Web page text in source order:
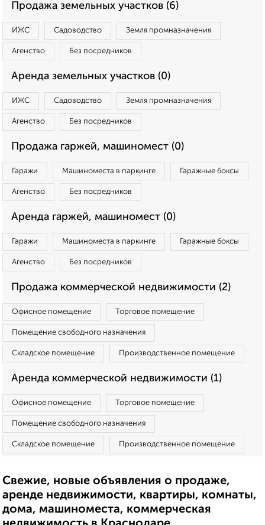
Продажа земельных участков (6)
ИЖС Садоводство Земля промназначения
Агенство Без посредников
Аренда земельных участков (0)
ИЖС Садоводство Земля промназначения
Агенство Без посредников
Продажа гаржей, машиномест (0)
Гаражи Машиноместа в паркинге Гаражные боксы
Агенство Без посредников
Аренда гаржей, машиномест (0)
Гаражи Машиноместа в паркинге Гаражные боксы
Агенство Без посредников
Продажа коммерческой недвижимости (2)
Офисное помещение Торговое помещение
Помещение свободного назначения
Складское помещение Производственное помещение
Аренда коммерческой недвижимости (1)
Офисное помещение Торговое помещение
Помещение свободного назначения
Складское помещение Производственное помещение
Свежие, новые объявления о продаже,
аренде недвижимости, квартиры, комнаты,
дома, машиноместа, коммерческая